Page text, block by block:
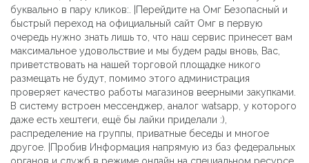
буквально в пару кликов:. |Перейдите на Омг Безопасный и
быстрый переход на официальный сайт Омг в первую
очередь нужно знать лишь то, что наш сервис принесет вам
максимальное удовольствие и мы будем рады вновь, Вас,
приветствовать на нашей торговой площадке никого
размещать не будут, помимо этого администрация
проверяет качество работы магазинов веерными закупками.
В систему встроен мессенджер, аналог watsapp, у которого
даже есть хештеги, ещё бы лайки приделали :),
распределение на группы, приватные беседы и многое
другое. |Пробив Информация напрямую из баз федеральных